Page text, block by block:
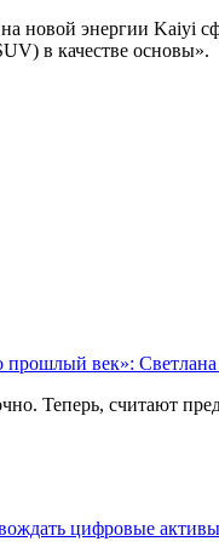
новой энергии Kaiyi
в качестве основы».
век»:
Теперь, считают
цифровые